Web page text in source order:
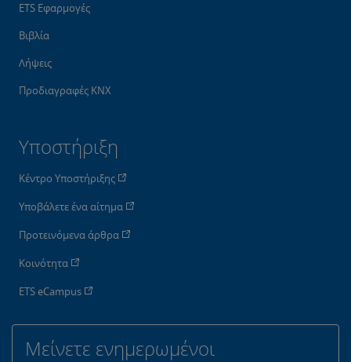
ETS Εφαρμογές
Βιβλία
Λήψεις
Προδιαγραφές KNX
Υποστήριξη
Κέντρο Υποστήριξης
Υποβάλετε ένα αίτημα
Προτεινόμενα άρθρα
Κοινότητα
ETS eCampus
Μείνετε ενημερωμένοι